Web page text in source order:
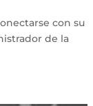
con su
de la